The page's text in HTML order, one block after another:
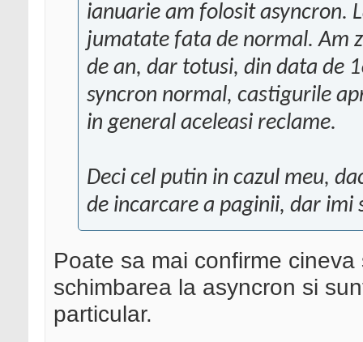
ianuarie am folosit asyncron.
jumatate fata de normal. Am
de an, dar totusi, din data de
syncron normal, castigurile
in general aceleasi reclame.
Deci cel putin in cazul meu,
de incarcare a paginii, dar imi
Poate sa mai confirme
schimbarea la asyncron si
particular.